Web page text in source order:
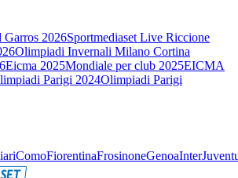
Garros 2026Sportmediaset Live Riccione
Olimpiadi Invernali Milano Cortina
Eicma 2025Mondiale per club 2025EICMA
Parigi 2024Olimpiadi Parigi
ComoFiorentinaFrosinoneGenoaInter